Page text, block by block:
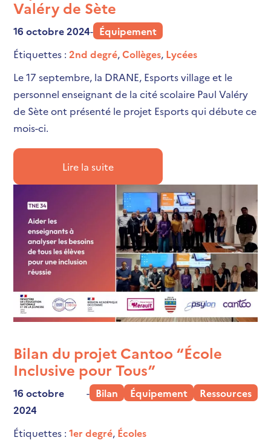
Valéry de Sète
16 octobre 2024- Équipement
Étiquettes :2nd degré,Collèges, Lycées
Le 17 septembre, la DRANE, Esports village et le
personnel enseignant de la cité scolaire Paul Valéry
de Sète ont présenté le projet Esports qui débute ce
mois-ci.
Lire la suite
Bilan du projet Cantoo “École
Inclusive pour Tous”
16 octobre
2024
- Bilan Équipement Ressources
Étiquettes :1er degré, Écoles